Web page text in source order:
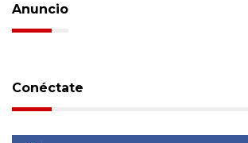
Anuncio
Conéctate